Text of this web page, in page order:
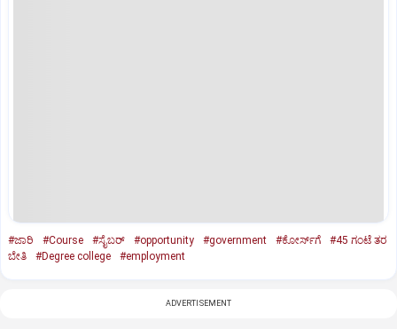
#ಜಾರಿ #Course #ಸೈಬರ್‌ #opportunity #government #ಕೋರ್ಸ್‌ಗೆ
#45 ಗಂಟೆ ತರ
ಬೇತಿ
#Degree college #employment
ADVERTISEMENT